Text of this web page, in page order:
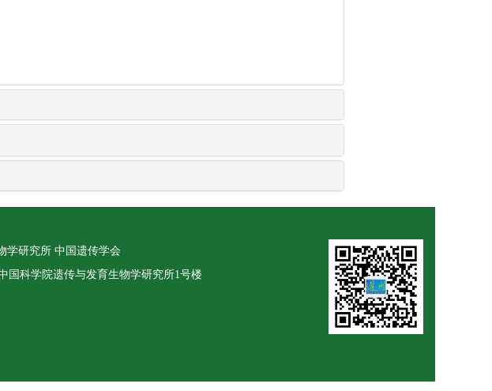
学研究所 中国遗传学会
国科学院遗传与发育生物学研究所1号楼